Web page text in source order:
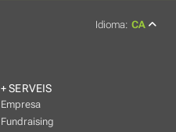
+ SERVEIS
Empresa
Fundraising
Idioma: CA